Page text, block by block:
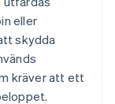
eller
skydda
kräver att ett